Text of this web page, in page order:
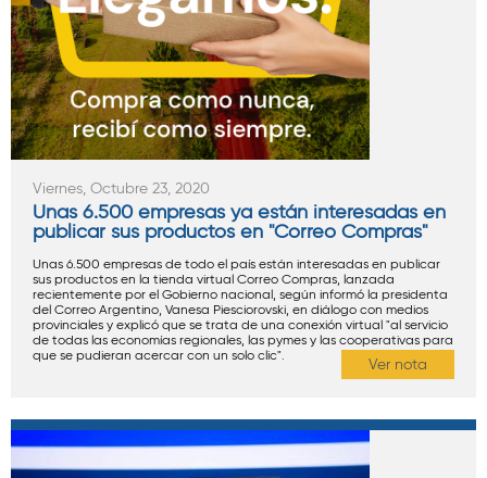
Viernes, Octubre 23, 2020
Unas 6.500 empresas ya están interesadas en
publicar sus productos en "Correo Compras"
Unas 6.500 empresas de todo el país están interesadas en publicar
sus productos en la tienda virtual Correo Compras, lanzada
recientemente por el Gobierno nacional, según informó la presidenta
del Correo Argentino, Vanesa Piesciorovski, en diálogo con medios
provinciales y explicó que se trata de una conexión virtual "al servicio
de todas las economías regionales, las pymes y las cooperativas para
que se pudieran acercar con un solo clic".
Ver nota